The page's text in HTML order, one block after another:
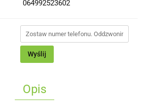
064992523602
Wyślij
Opis